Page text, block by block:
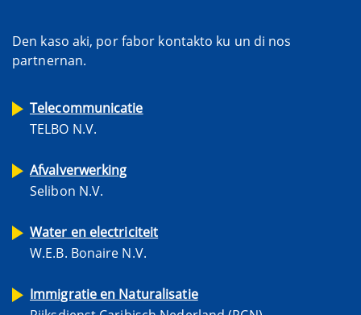
Den kaso aki, por fabor kontakto ku un di nos
partnernan.
Telecommunicatie
TELBO N.V.
Afvalverwerking
Selibon N.V.
Water en electriciteit
W.E.B. Bonaire N.V.
Immigratie en Naturalisatie